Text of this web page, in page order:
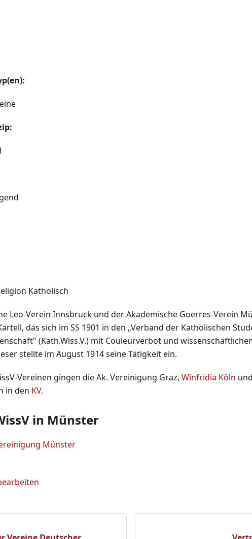
Katholisch
Leo-Verein Innsbruck und der Akademische Goerres-Verein
das sich im SS 1901 in den „Verband der Katholischen
(Kath.Wiss.V.) mit Couleurverbot und
stellte im August 1914 seine Tätigkeit ein.
Vereinen gingen die Ak. Vereinigung Graz, Winfridia Köln
in den KV.
in Münster
Münster